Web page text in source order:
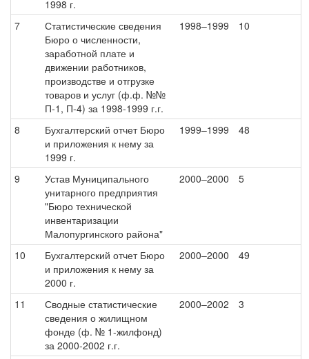
1998 г.
7
Статистические сведения
Бюро о численности,
заработной плате и
движении работников,
производстве и отгрузке
товаров и услуг (ф.ф. №№
П-1, П-4) за 1998-1999 г.г.
1998–1999 10
8
Бухгалтерский отчет Бюро
и приложения к нему за
1999 г.
1999–1999 48
9
Устав Муниципального
унитарного предприятия
"Бюро технической
инвентаризации
Малопургинского района"
2000–2000 5
10
Бухгалтерский отчет Бюро
и приложения к нему за
2000 г.
2000–2000 49
11
Сводные статистические
сведения о жилищном
фонде (ф. № 1-жилфонд)
за 2000-2002 г.г.
2000–2002 3